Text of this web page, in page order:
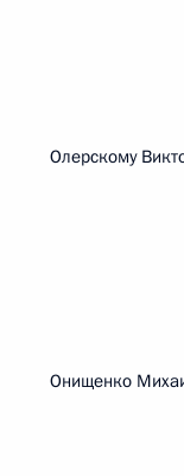
Олерскому
Онищенко